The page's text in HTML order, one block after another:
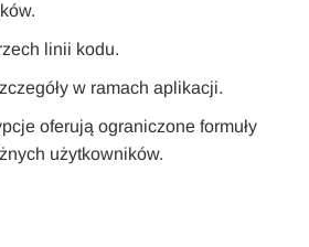
linii kodu.
w ramach aplikacji.
oferują ograniczone formuły
użytkowników.